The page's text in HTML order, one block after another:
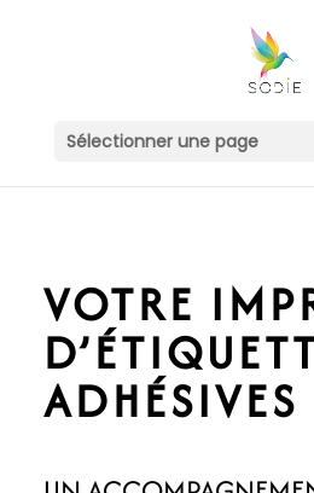
Sélectionner une page
VOTRE
ADHÉSIVES